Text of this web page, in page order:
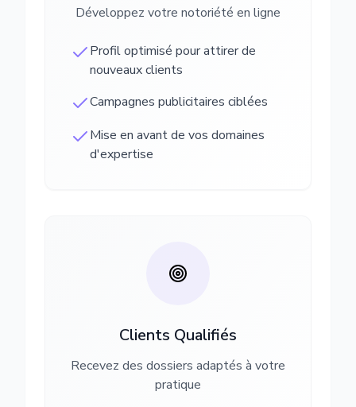
Développez votre notoriété en ligne
Profil optimisé pour attirer de
nouveaux clients
Campagnes publicitaires ciblées
Mise en avant de vos domaines
d'expertise
Clients Qualifiés
Recevez des dossiers adaptés à votre
pratique